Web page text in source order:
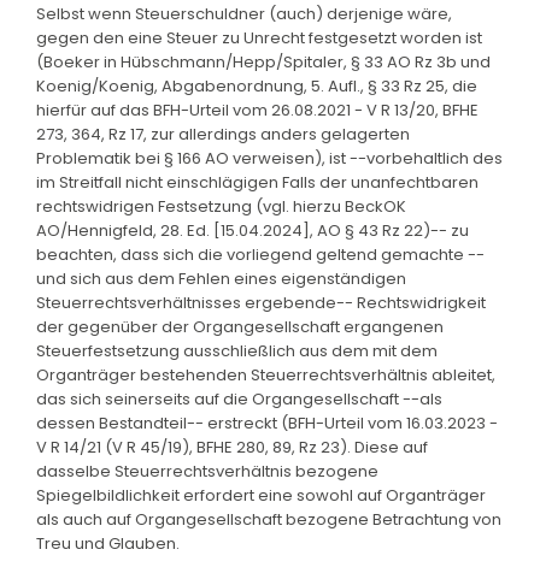
Selbst wenn Steuerschuldner (auch) derjenige wäre,
gegen den eine Steuer zu Unrecht festgesetzt worden ist
(Boeker in Hübschmann/Hepp/Spitaler, § 33 AO Rz 3b und
Koenig/Koenig, Abgabenordnung, 5. Aufl., § 33 Rz 25, die
hierfür auf das BFH-Urteil vom 26.08.2021 - V R 13/20, BFHE
273, 364, Rz 17, zur allerdings anders gelagerten
Problematik bei § 166 AO verweisen), ist --vorbehaltlich des
im Streitfall nicht einschlägigen Falls der unanfechtbaren
rechtswidrigen Festsetzung (vgl. hierzu BeckOK
AO/Hennigfeld, 28. Ed. [15.04.2024], AO § 43 Rz 22)-- zu
beachten, dass sich die vorliegend geltend gemachte --
und sich aus dem Fehlen eines eigenständigen
Steuerrechtsverhältnisses ergebende-- Rechtswidrigkeit
der gegenüber der Organgesellschaft ergangenen
Steuerfestsetzung ausschließlich aus dem mit dem
Organträger bestehenden Steuerrechtsverhältnis ableitet,
das sich seinerseits auf die Organgesellschaft --als
dessen Bestandteil-- erstreckt (BFH-Urteil vom 16.03.2023 -
V R 14/21 (V R 45/19), BFHE 280, 89, Rz 23). Diese auf
dasselbe Steuerrechtsverhältnis bezogene
Spiegelbildlichkeit erfordert eine sowohl auf Organträger
als auch auf Organgesellschaft bezogene Betrachtung von
Treu und Glauben.